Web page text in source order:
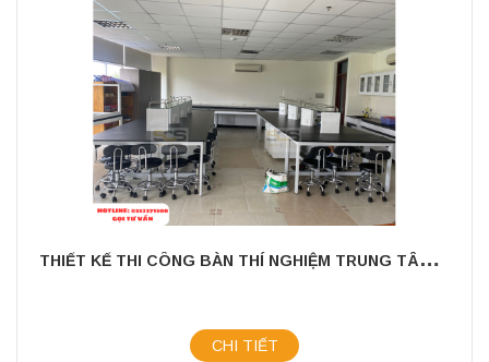
T
HIẾT KẾ THI CÔNG BÀN THÍ NGHIỆM TRUNG TÂM TRƯỜNG QUỐC TẾ CANADA
CHI TIẾT